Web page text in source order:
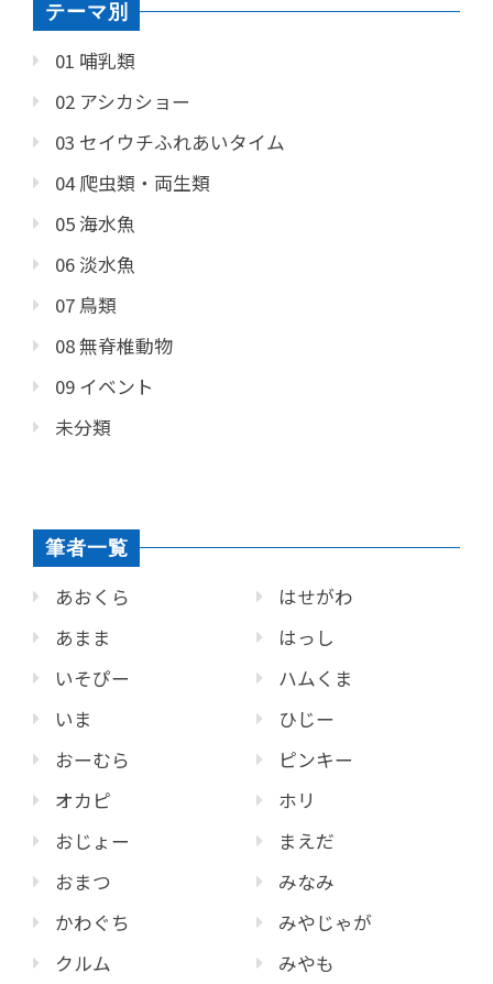
テーマ別
01 哺乳類
02 アシカショー
03 セイウチふれあいタイム
04 爬虫類・両生類
05 海水魚
06 淡水魚
07 鳥類
08 無脊椎動物
09 イベント
未分類
筆者一覧
あおくら
あまま
いそぴー
いま
おーむら
オカピ
おじょー
おまつ
かわぐち
クルム
はせがわ
はっし
ハムくま
ひじー
ピンキー
ホリ
まえだ
みなみ
みやじゃが
みやも